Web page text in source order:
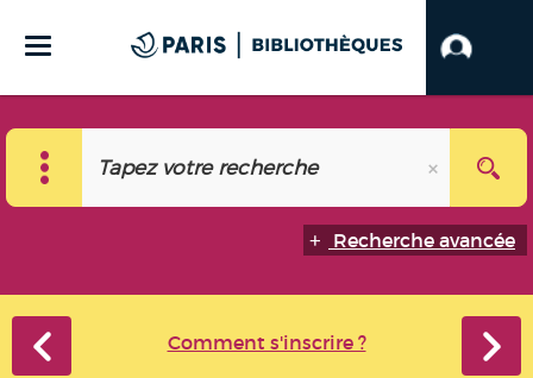
Recherche avancée
Comment s'inscrire ?